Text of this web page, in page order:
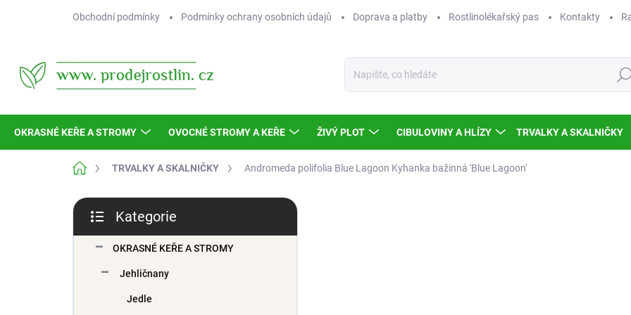
Obchodní podmínky Podmínky ochrany osobních údajů Doprava a platby Rostlinolékařský pas Kontakty
OKRASNÉ KEŘE A STROMY OVOCNÉ STROMY A KEŘE ŽIVÝ PLOT CIBULOVINY A HLÍZY TRVALKY A SKALNIČKY
Domů TRVALKY A SKALNIČKY Andromeda polifolia Blue Lagoon Kyhanka bažinná 'Blue Lagoon'
P
s
kategorie
Kategorie
OKRASNÉ KEŘE A STROMY
Jehličnany
Jedle